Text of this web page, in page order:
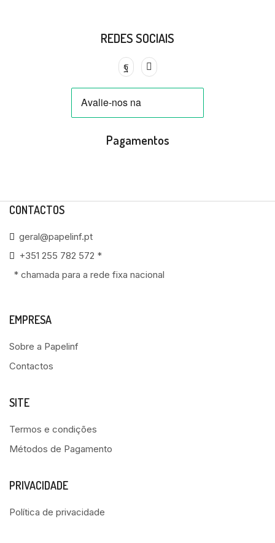
REDES SOCIAIS
Pagamentos
CONTACTOS
geral@papelinf.pt
+351 255 782 572 *
* chamada para a rede fixa nacional
EMPRESA
Sobre a Papelinf
Contactos
SITE
Termos e condições
Métodos de Pagamento
PRIVACIDADE
Política de privacidade